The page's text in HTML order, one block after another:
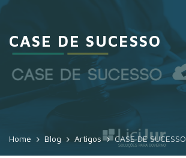
CASE DE SUCESSO
Home Blog Artigos CASE DE SUCESSO